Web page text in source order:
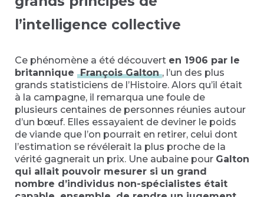
l’intelligence collective
Ce phénomène a été découvert en 1906 par le
britannique François Galton , l’un des plus
grands statisticiens de l’Histoire. Alors qu’il était
à la campagne, il remarqua une foule de
plusieurs centaines de personnes réunies autour
d’un bœuf. Elles essayaient de deviner le poids
de viande que l’on pourrait en retirer, celui dont
l’estimation se révélerait la plus proche de la
vérité gagnerait un prix. Une aubaine pour Galton
qui allait pouvoir mesurer si un grand
nombre d’individus non-spécialistes était